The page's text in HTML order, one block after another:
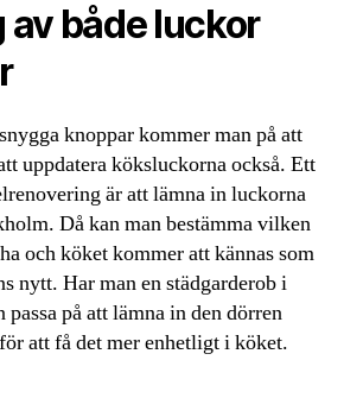
av både luckor
knoppar kommer man på att
uppdatera köksluckorna också. Ett
är att lämna in luckorna
Då kan man bestämma vilken
och köket kommer att kännas som
nytt. Har man en städgarderob i
passa på att lämna in den dörren
att få det mer enhetligt i köket.